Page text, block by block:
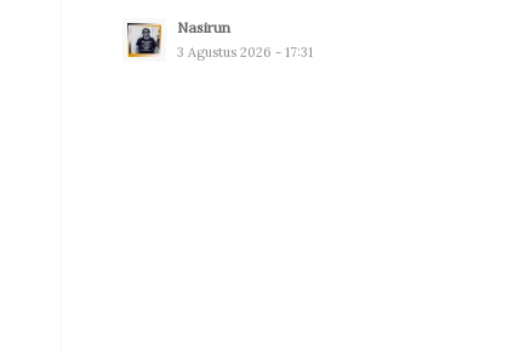
Nasirun
3 Agustus 2026 - 17:31